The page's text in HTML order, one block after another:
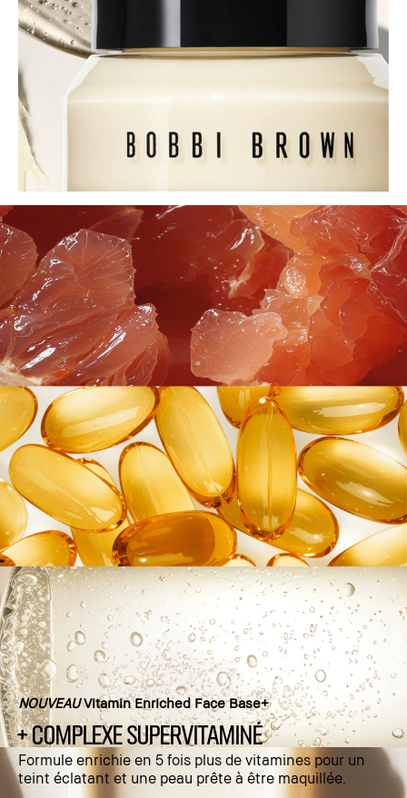
NOUVEAUVitamin Enriched Face Base+
+ COMPLEXE SUPERVITAMINÉ
Formule enrichie en 5 fois plus de vitamines pour un
teint éclatant et une peau prête à être maquillée.